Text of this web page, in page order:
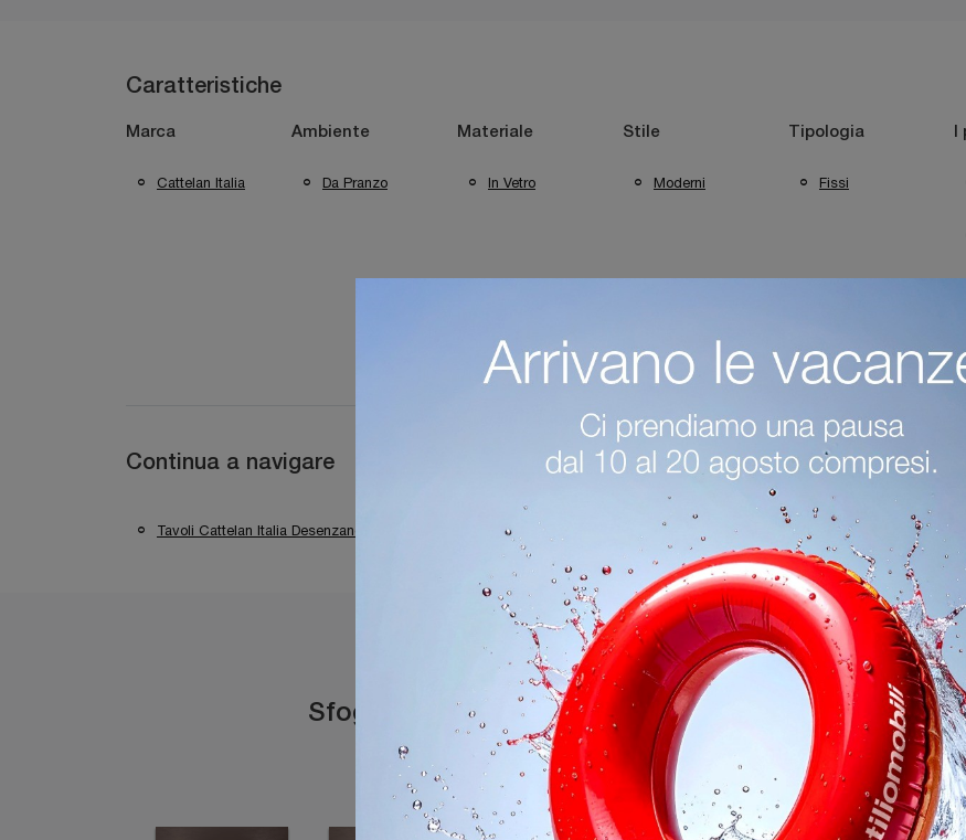
Caratteristiche
Marca
Cattelan Italia
Ambiente
Da Pranzo
Materiale
In Vetro
Stile
Moderni
Tipologia
Fissi
Continua a navigare
Tavoli Cattelan Italia Desenzano Del Garda Tavoli Cattelan Italia Bergamo Tavoli Cattelan Italia Cremona
Sfoglia i cataloghi